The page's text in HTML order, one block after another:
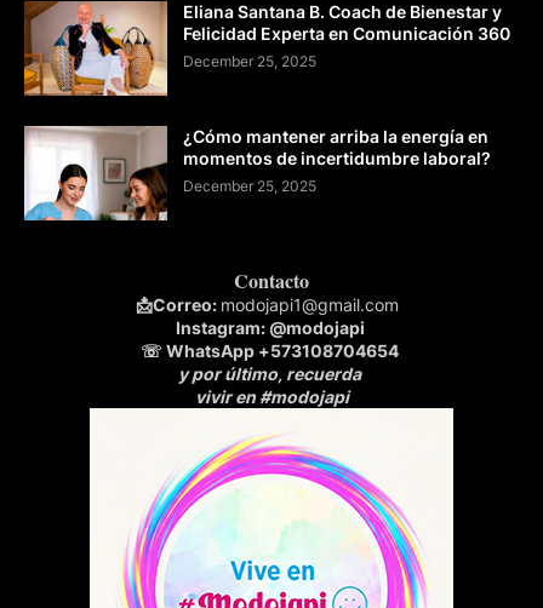
Eliana Santana B. Coach de Bienestar y
Felicidad Experta en Comunicación 360
December 25, 2025
¿Cómo mantener arriba la energía en
momentos de incertidumbre laboral?
December 25, 2025
Contacto
📩Correo: modojapi1@gmail.com
Instagram:@modojapi
☏ WhatsApp +573108704654
y por último, recuerda
vivir en #modojapi